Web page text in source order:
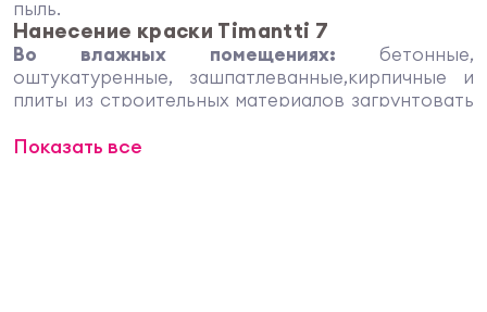
пыль.
Нанесение краски Timantti 7
Во влажных помещениях: бетонные,
оштукатуренные, зашпатлеванные,кирпичные и
плиты из строительных материалов загрунтовать
Влагозащитное покрытие в соответствии с
Показать все